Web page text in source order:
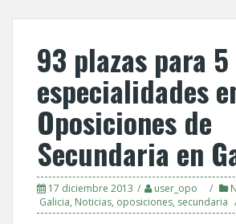
93 plazas para 5
especialidades
Oposiciones de
Secundaria en
17 diciembre 2013 user_opo
Galicia, Noticias, oposiciones, secundaria